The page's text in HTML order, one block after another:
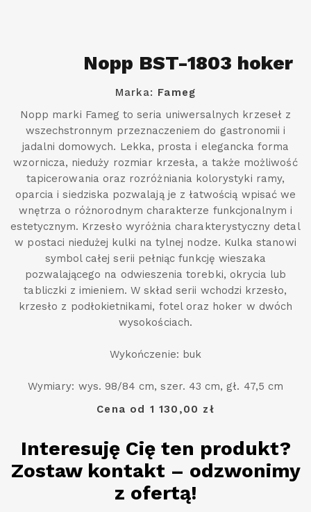
Nopp BST-1803 hoker
Marka: Fameg
Nopp marki Fameg to seria uniwersalnych krzeseł z
wszechstronnym przeznaczeniem do gastronomii i
jadalni domowych. Lekka, prosta i elegancka forma
wzornicza, nieduży rozmiar krzesła, a także możliwość
tapicerowania oraz rozróżniania kolorystyki ramy,
oparcia i siedziska pozwalają je z łatwością wpisać we
wnętrza o różnorodnym charakterze funkcjonalnym i
estetycznym. Krzesło wyróżnia charakterystyczny detal
w postaci niedużej kulki na tylnej nodze. Kulka stanowi
symbol całej serii pełniąc funkcję wieszaka
pozwalającego na odwieszenia torebki, okrycia lub
tabliczki z imieniem. W skład serii wchodzi krzesło,
krzesło z podłokietnikami, fotel oraz hoker w dwóch
wysokościach.
Wykończenie: buk
Wymiary: wys. 98/84 cm, szer. 43 cm, gł. 47,5 cm
Cena od 1 130,00 zł
Interesuję Cię ten produkt?
Zostaw kontakt – odzwonimy
z ofertą!